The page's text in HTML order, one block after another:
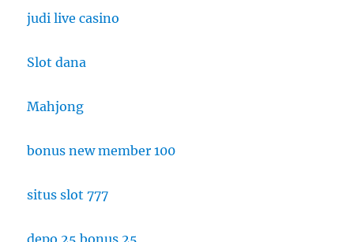
judi live casino
Slot dana
Mahjong
bonus new member 100
situs slot 777